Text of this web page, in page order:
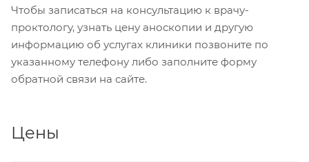
Чтобы записаться на консультацию к врачу-
проктологу, узнать цену аноскопии и другую
информацию об услугах клиники позвоните по
указанному телефону либо заполните форму
обратной связи на сайте.
Цены